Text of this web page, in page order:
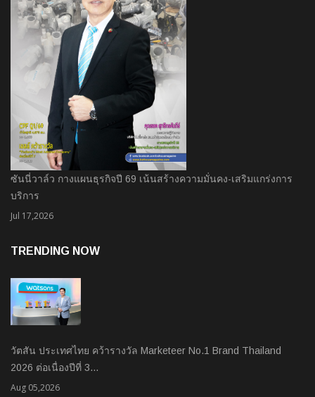
ซันนี่วาล์ว กางแผนธุรกิจปี 69 เน้นสร้างความมั่นคง-เสริมแกร่งการ
บริการ
Jul 17,2026
TRENDING NOW
วัตสัน ประเทศไทย คว้ารางวัล Marketeer No.1 Brand Thailand
2026 ต่อเนื่องปีที่ 3…
Aug 05,2026